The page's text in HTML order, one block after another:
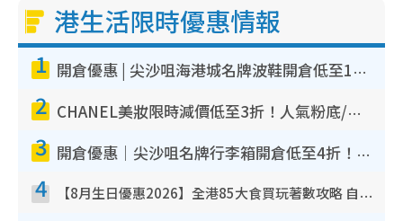
港生活限時優惠情報
1 開倉優惠 | 尖沙咀海港城名牌波鞋開倉低至1折！On鞋$899起／Joy&Peace鞋履$98起
2 CHANEL美妝限時減價低至3折！人氣粉底/唇膏/精華液低至$275！COCO香水都有平
3 開倉優惠｜尖沙咀名牌行李箱開倉低至4折！一連5日 American Tourister/ace./Hallmark $200起！
4 【8月生日優惠2026】全港85大食買玩著數攻略 自助餐/火鍋放題同行免費＋誠品/DONKI送現金券